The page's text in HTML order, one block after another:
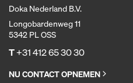
Doka Nederland B.V.
Longobardenweg 11
5342 PL OSS
T+31 412 65 30 30
NU CONTACT OPNEMEN